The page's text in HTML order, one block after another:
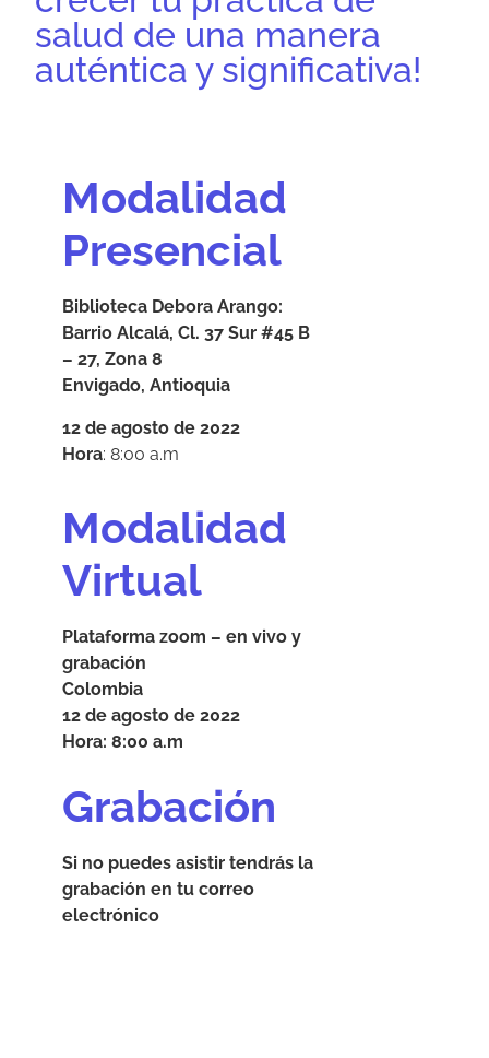
salud de una manera
auténtica y significativa!
Modalidad
Presencial
Biblioteca Debora Arango:
Barrio Alcalá, Cl. 37 Sur #45 B
– 27, Zona 8
Envigado, Antioquia
12 de agosto de 2022
Hora: 8:00 a.m
Modalidad
Virtual
Plataforma zoom – en vivo y
grabación
Colombia
12 de agosto de 2022
Hora: 8:00 a.m
Grabación
Si no puedes asistir tendrás la
grabación en tu correo
electrónico